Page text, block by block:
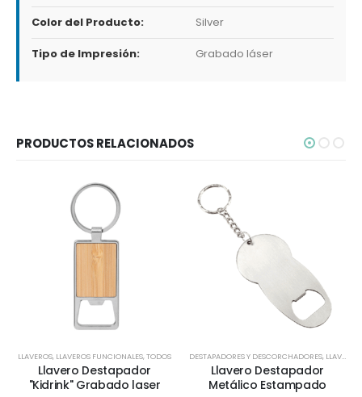
Color del Producto: Silver
Tipo de Impresión: Grabado láser
PRODUCTOS RELACIONADOS
LLAVEROS, LLAVEROS FUNCIONALES,TODOS
Llavero Destapador
"Kidrink" Grabado laser
DESTAPADORES Y DESCORCHADORES, LLAVEROS
Llavero Destapador
Metálico Estampado